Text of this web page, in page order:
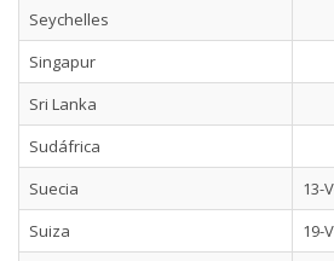
Seychelles
Singapur
Sri Lanka
Sudáfrica
Suecia
13-
Suiza
19-